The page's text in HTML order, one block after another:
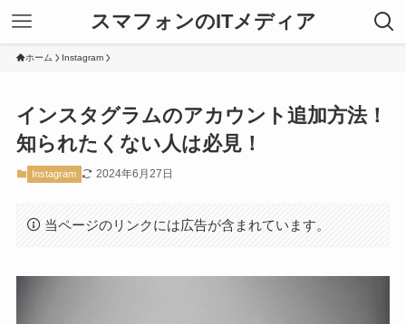
スマフォンのITメディア
ホーム Instagram
インスタグラムのアカウント追加方法！
知られたくない人は必見！
Instagram 2024年6月27日
当ページのリンクには広告が含まれています。